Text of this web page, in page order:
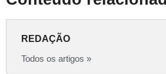
REDAÇÃO
Todos os artigos »